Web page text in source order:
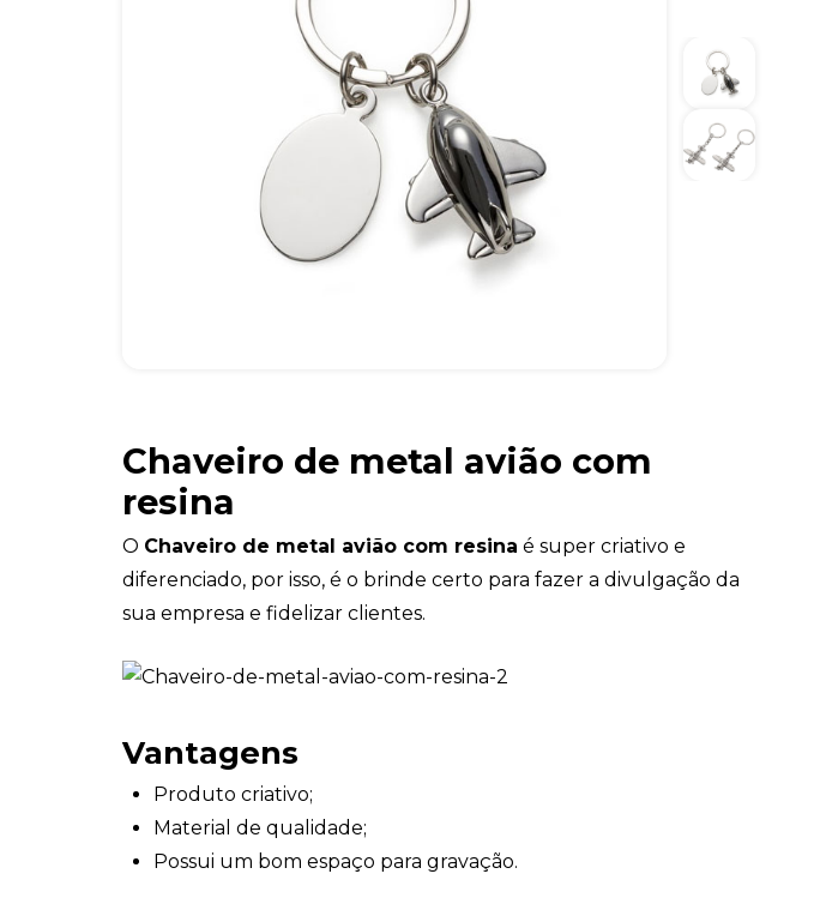
Chaveiro de metal avião com
resina
O Chaveiro de metal avião com resina é super criativo e
diferenciado, por isso, é o brinde certo para fazer a divulgação da
sua empresa e fidelizar clientes.
Vantagens
Produto criativo;
Material de qualidade;
Possui um bom espaço para gravação.